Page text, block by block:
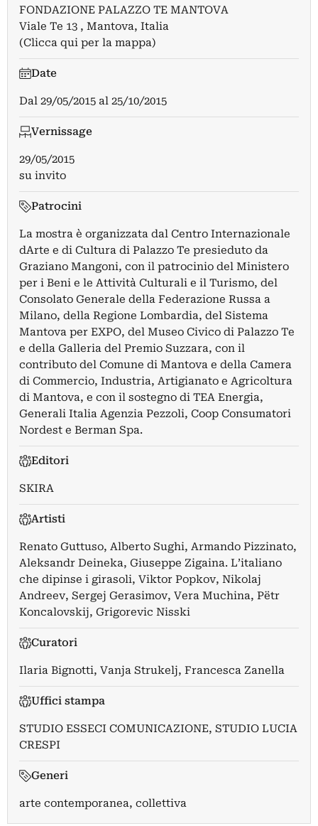
FONDAZIONE PALAZZO TE MANTOVA
Viale Te 13 , Mantova, Italia
(Clicca qui per la mappa)
Date
Dal 29/05/2015 al 25/10/2015
Vernissage
29/05/2015
su invito
Patrocini
La mostra è organizzata dal Centro Internazionale
dArte e di Cultura di Palazzo Te presieduto da
Graziano Mangoni, con il patrocinio del Ministero
per i Beni e le Attività Culturali e il Turismo, del
Consolato Generale della Federazione Russa a
Milano, della Regione Lombardia, del Sistema
Mantova per EXPO, del Museo Civico di Palazzo Te
e della Galleria del Premio Suzzara, con il
contributo del Comune di Mantova e della Camera
di Commercio, Industria, Artigianato e Agricoltura
di Mantova, e con il sostegno di TEA Energia,
Generali Italia Agenzia Pezzoli, Coop Consumatori
Nordest e Berman Spa.
Editori
SKIRA
Artisti
Renato Guttuso, Alberto Sughi, Armando Pizzinato,
Aleksandr Deineka, Giuseppe Zigaina. L’italiano
che dipinse i girasoli, Viktor Popkov, Nikolaj
Andreev, Sergej Gerasimov, Vera Muchina, Pëtr
Koncalovskij, Grigorevic Nisski
Curatori
Ilaria Bignotti, Vanja Strukelj, Francesca Zanella
Uffici stampa
STUDIO ESSECI COMUNICAZIONE, STUDIO LUCIA
CRESPI
Generi
arte contemporanea, collettiva